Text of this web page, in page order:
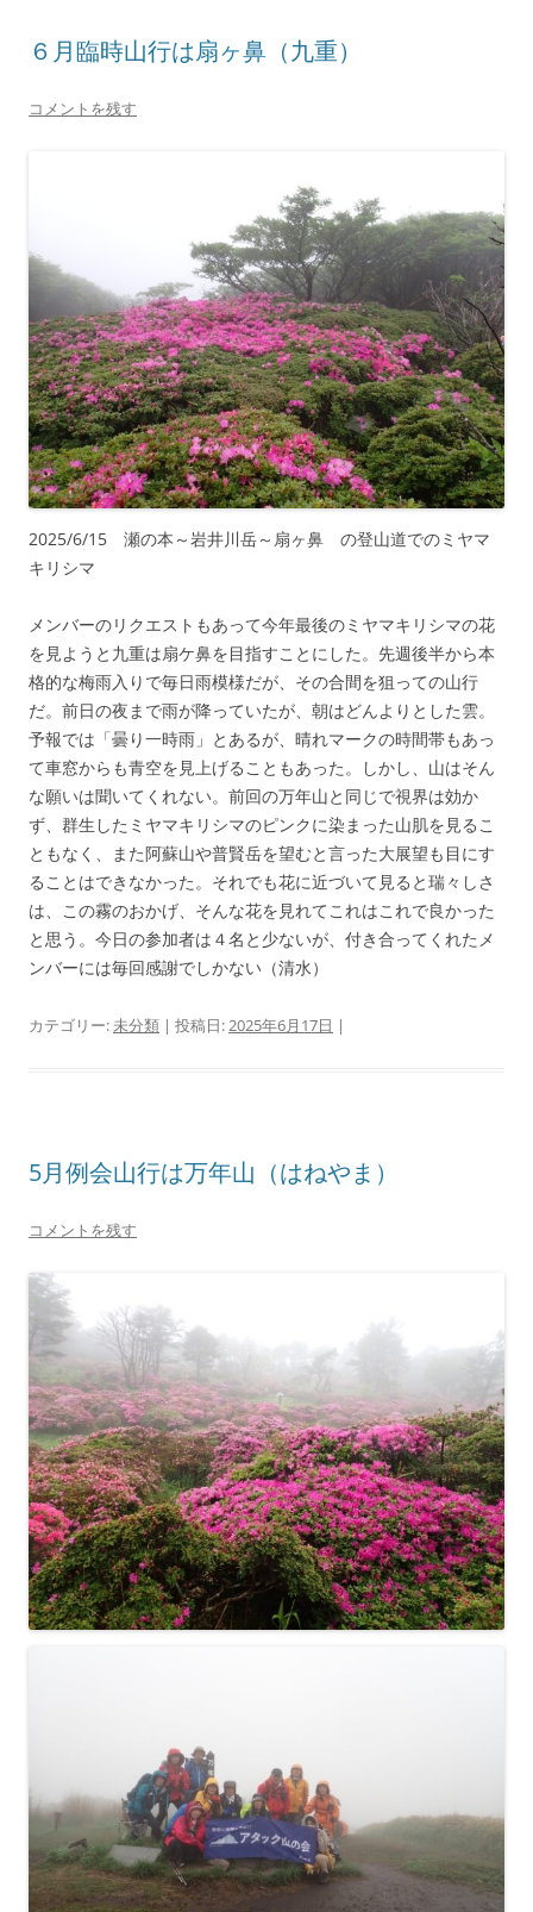
６月臨時山行は扇ヶ鼻（九重）
コメントを残す
2025/6/15 瀬の本～岩井川岳～扇ヶ鼻 の登山道でのミヤマ
キリシマ
メンバーのリクエストもあって今年最後のミヤマキリシマの花
を見ようと九重は扇ケ鼻を目指すことにした。先週後半から本
格的な梅雨入りで毎日雨模様だが、その合間を狙っての山行
だ。前日の夜まで雨が降っていたが、朝はどんよりとした雲。
予報では「曇り一時雨」とあるが、晴れマークの時間帯もあっ
て車窓からも青空を見上げることもあった。しかし、山はそん
な願いは聞いてくれない。前回の万年山と同じで視界は効か
ず、群生したミヤマキリシマのピンクに染まった山肌を見るこ
ともなく、また阿蘇山や普賢岳を望むと言った大展望も目にす
ることはできなかった。それでも花に近づいて見ると瑞々しさ
は、この霧のおかげ、そんな花を見れてこれはこれで良かった
と思う。今日の参加者は４名と少ないが、付き合ってくれたメ
ンバーには毎回感謝でしかない（清水）
カテゴリー:未分類 | 投稿日:2025年6月17日 |
5月例会山行は万年山（はねやま）
コメントを残す